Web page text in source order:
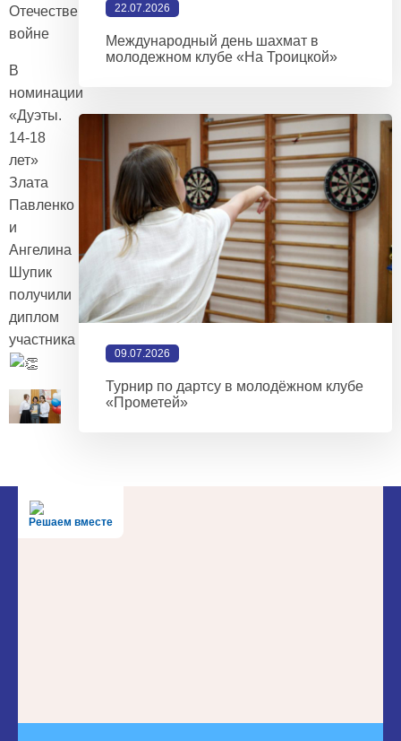
Отечественной
войне
В
номинации
«Дуэты.
14-18
лет»
Злата
Павленко
и
Ангелина
Шупик
получили
диплом
участника
22.07.2026
Международный день шахмат в
молодежном клубе «На Троицкой»
09.07.2026
Турнир по дартсу в молодёжном клубе
«Прометей»
Решаем вместе